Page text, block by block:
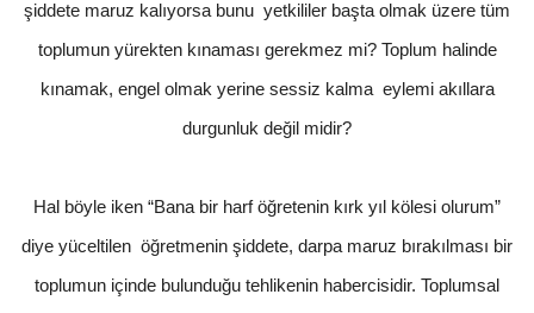
şiddete maruz kalıyorsa bunu yetkililer başta olmak üzere tüm
toplumun yürekten kınaması gerekmez mi? Toplum halinde
kınamak, engel olmak yerine sessiz kalma eylemi akıllara
durgunluk değil midir?
Hal böyle iken “Bana bir harf öğretenin kırk yıl kölesi olurum”
diye yüceltilen öğretmenin şiddete, darpa maruz bırakılması bir
toplumun içinde bulunduğu tehlikenin habercisidir. Toplumsal